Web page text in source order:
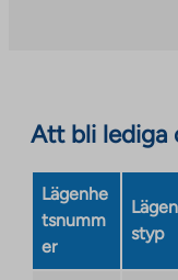
Att bli lediga
Lägenhe
tsnumm
er
styp